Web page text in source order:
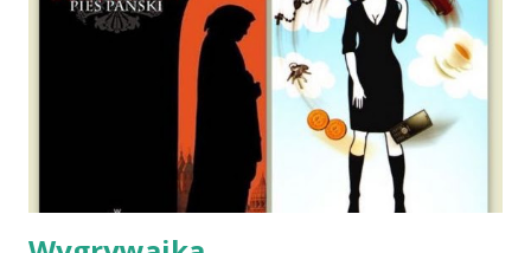
wyjazd w Beskid Niski. Zanim to jednak się stało psica miała
atak padaczki, co spowodowało, że wyjazd odwołaliśmy,
wdrożyliśmy leczenie i od nowa zaczęliśmy oswajać z nami i
wspólnym życiem zdezorientowanego chorobą psa. Udało
się ustabilizować zawirowania zdrowotne i wówczas
zaczęliśmy się cieszyć sobą wzajemnie już na 100%.
Dopier...